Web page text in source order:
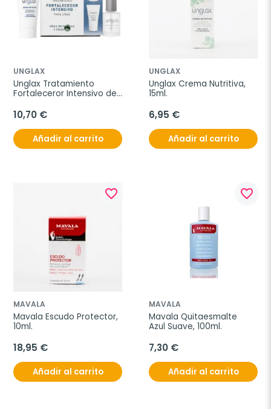
UNGLAX
Unglax Tratamiento
Fortaleceror Intensivo de
10,70 €
Añadir al carrito
UNGLAX
Unglax Crema Nutritiva,
15ml.
6,95 €
Añadir al carrito
favorite_border
MAVALA
Mavala Escudo Protector,
10ml.
18,95 €
Añadir al carrito
favorite_border
MAVALA
Mavala Quitaesmalte
Azul Suave, 100ml.
7,30 €
Añadir al carrito